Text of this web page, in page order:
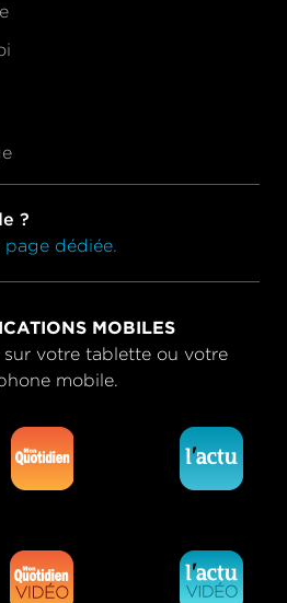
?
page dédiée.
MOBILES
sur votre tablette ou votre
mobile.